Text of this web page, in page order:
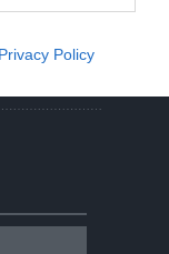
Privacy Policy